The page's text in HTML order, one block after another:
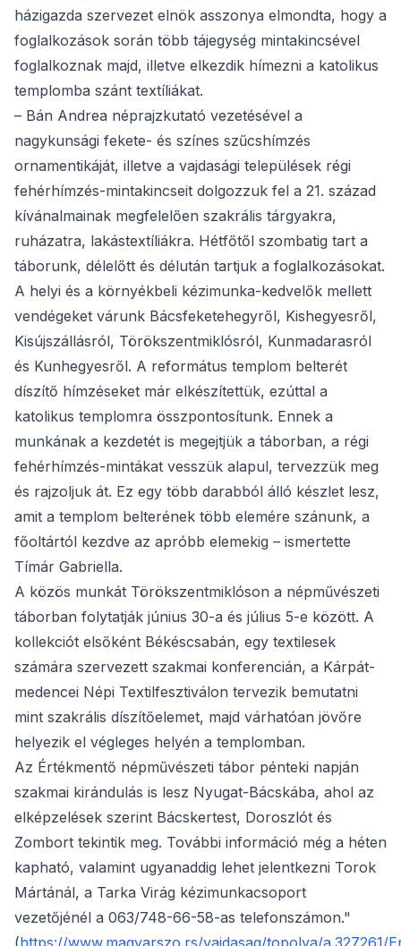
házigazda szervezet elnök asszonya elmondta, hogy a
foglalkozások során több tájegység mintakincsével
foglalkoznak majd, illetve elkezdik hímezni a katolikus
templomba szánt textíliákat.
– Bán Andrea néprajzkutató vezetésével a
nagykunsági fekete- és színes szűcshímzés
ornamentikáját, illetve a vajdasági települések régi
fehérhímzés-mintakincseit dolgozzuk fel a 21. század
kívánalmainak megfelelően szakrális tárgyakra,
ruházatra, lakástextíliákra. Hétfőtől szombatig tart a
táborunk, délelőtt és délután tartjuk a foglalkozásokat.
A helyi és a környékbeli kézimunka-kedvelők mellett
vendégeket várunk Bácsfeketehegyről, Kishegyesről,
Kisújszállásról, Törökszentmiklósról, Kunmadarasról
és Kunhegyesről. A református templom belterét
díszítő hímzéseket már elkészítettük, ezúttal a
katolikus templomra összpontosítunk. Ennek a
munkának a kezdetét is megejtjük a táborban, a régi
fehérhímzés-mintákat vesszük alapul, tervezzük meg
és rajzoljuk át. Ez egy több darabból álló készlet lesz,
amit a templom belterének több elemére szánunk, a
főoltártól kezdve az apróbb elemekig – ismertette
Tímár Gabriella.
A közös munkát Törökszentmiklóson a népművészeti
táborban folytatják június 30-a és július 5-e között. A
kollekciót elsőként Békéscsabán, egy textilesek
számára szervezett szakmai konferencián, a Kárpát-
medencei Népi Textilfesztiválon tervezik bemutatni
mint szakrális díszítőelemet, majd várhatóan jövőre
helyezik el végleges helyén a templomban.
Az Értékmentő népművészeti tábor pénteki napján
szakmai kirándulás is lesz Nyugat-Bácskába, ahol az
elképzelések szerint Bácskertest, Doroszlót és
Zombort tekintik meg. További információ még a héten
kapható, valamint ugyanaddig lehet jelentkezni Torok
Mártánál, a Tarka Virág kézimunkacsoport
vezetőjénél a 063/748-66-58-as telefonszámon."
(https://www.magyarszo.rs/vajdasag/topolya/a.327261/